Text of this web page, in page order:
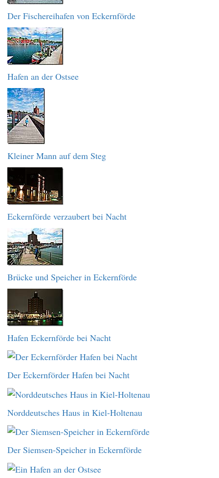
Der Fischereihafen von Eckernförde
Hafen an der Ostsee
Kleiner Mann auf dem Steg
Eckernförde verzaubert bei Nacht
Brücke und Speicher in Eckernförde
Hafen Eckernförde bei Nacht
Der Eckernförder Hafen bei Nacht
Norddeutsches Haus in Kiel-Holtenau
Der Siemsen-Speicher in Eckernförde